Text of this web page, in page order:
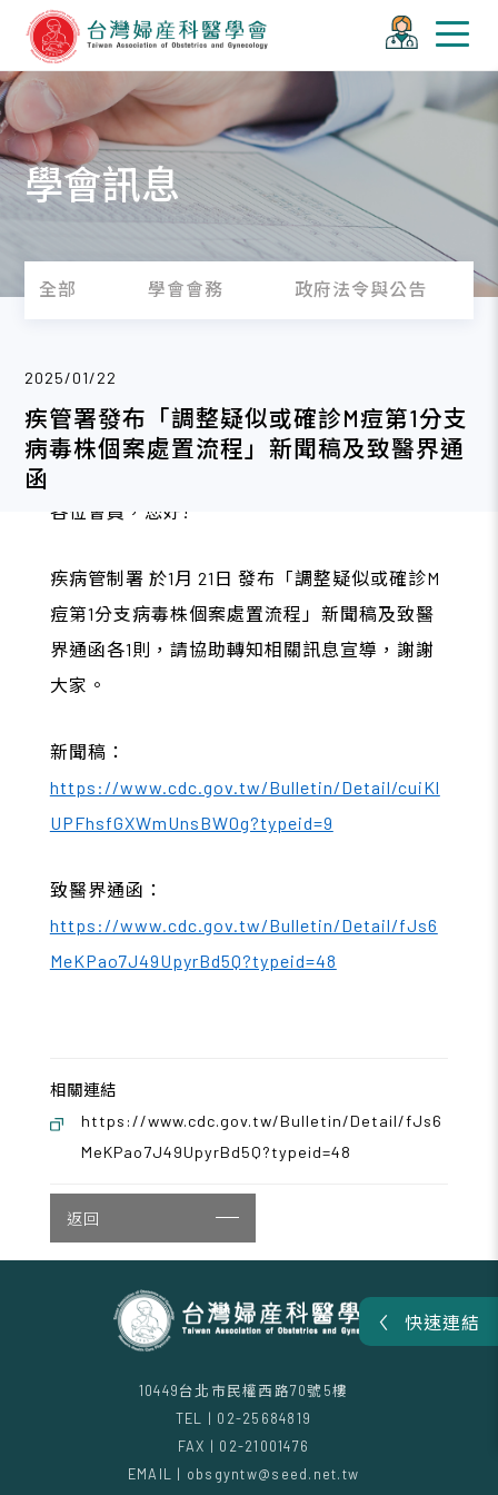
快速連結
學會訊息
全部 學會會務 政府法令與公告
2025/01/22
疾管署發布「調整疑似或確診M痘第1分支
病毒株個案處置流程」新聞稿及致醫界通
函
各位會員，您好!
疾病管制署 於1月 21日 發布「調整疑似或確診M
痘第1分支病毒株個案處置流程」新聞稿及致醫
界通函各1則，請協助轉知相關訊息宣導，謝謝
大家。
新聞稿：
https://www.cdc.gov.tw/Bulletin/Detail/cuiKl
UPFhsfGXWmUnsBW0g?typeid=9
致醫界通函：
https://www.cdc.gov.tw/Bulletin/Detail/fJs6
MeKPao7J49UpyrBd5Q?typeid=48
相關連結
https://www.cdc.gov.tw/Bulletin/Detail/fJs6
MeKPao7J49UpyrBd5Q?typeid=48
返回
10449台北市民權西路70號5樓
TEL | 02-25684819
FAX | 02-21001476
EMAIL | obsgyntw@seed.net.tw